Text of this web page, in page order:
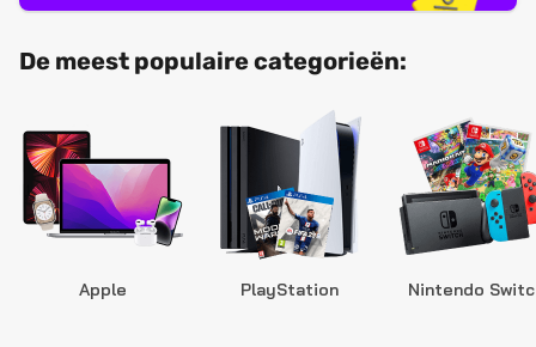
De meest populaire categorieën:
Apple PlayStation Nintendo